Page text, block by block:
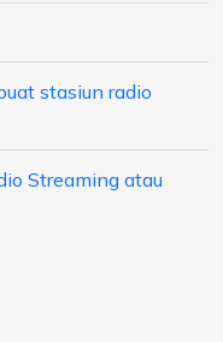
stasiun radio
Streaming atau